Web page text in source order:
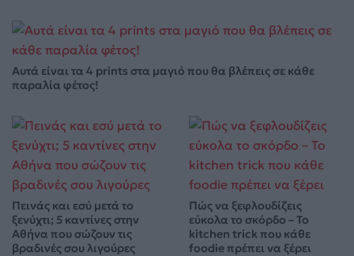
Αυτά είναι τα 4 prints στα μαγιό που θα βλέπεις σε κάθε
παραλία φέτος!
Πεινάς και εσύ μετά το
ξενύχτι; 5 καντίνες στην
Αθήνα που σώζουν τις
βραδινές σου λιγούρες
Πώς να ξεφλουδίζεις
εύκολα το σκόρδο – Το
kitchen trick που κάθε
foodie πρέπει να ξέρει